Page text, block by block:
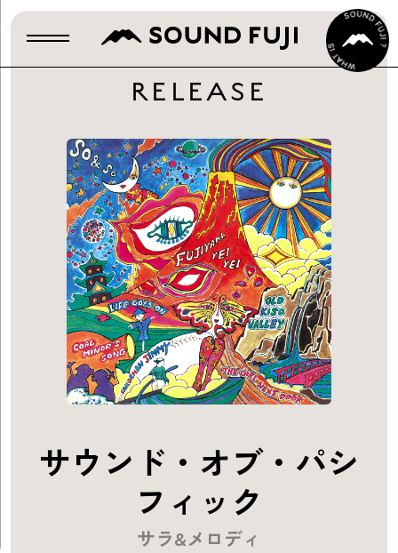
RELEASE
サウンド・オブ・パシ
フィック
サラ&メロディ